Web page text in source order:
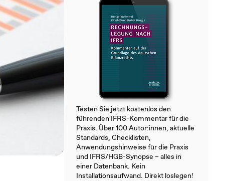
Testen Sie jetzt kostenlos den
führenden IFRS-Kommentar für die
Praxis. Über 100 Autor:innen, aktuelle
Standards, Checklisten,
Anwendungshinweise für die Praxis
und IFRS/HGB-Synopse – alles in
einer Datenbank. Kein
Installationsaufwand. Direkt loslegen!